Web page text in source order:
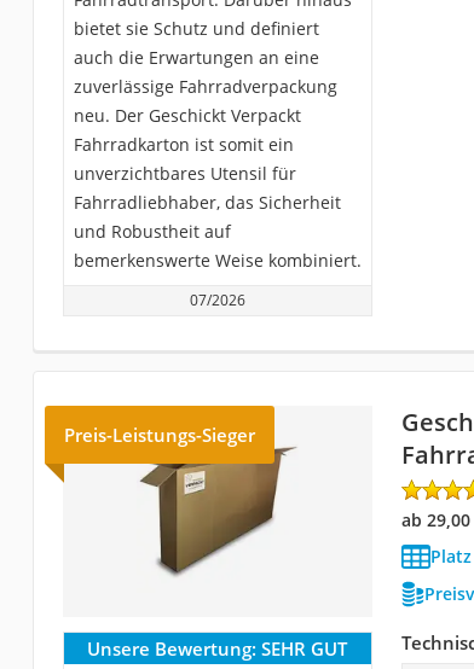
bietet sie Schutz und definiert
auch die Erwartungen an eine
zuverlässige Fahrradverpackung
neu. Der Geschickt Verpackt
Fahrradkarton ist somit ein
unverzichtbares Utensil für
Fahrradliebhaber, das Sicherheit
und Robustheit auf
bemerkenswerte Weise kombiniert.
07/2026
Preis-Leistungs-Sieger
ab 29,00
Unsere Bewertung: SEHR GUT